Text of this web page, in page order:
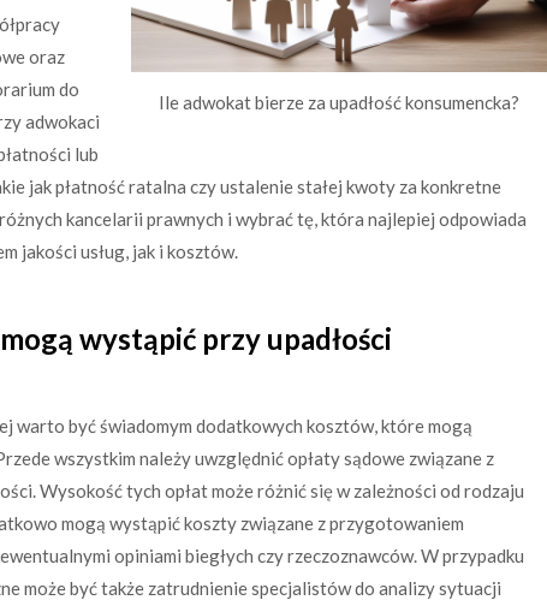
Ile adwokat bierze za upadłość konsumencka?
oraz
do
adwokaci
lub
jak płatność ratalna czy ustalenie stałej kwoty za konkretne
kancelarii prawnych i wybrać tę, która najlepiej odpowiada
jakości usług, jak i kosztów.
wystąpić przy upadłości
warto być świadomym dodatkowych kosztów, które mogą
wszystkim należy uwzględnić opłaty sądowe związane z
Wysokość tych opłat może różnić się w zależności od rodzaju
mogą wystąpić koszty związane z przygotowaniem
opiniami biegłych czy rzeczoznawców. W przypadku
może być także zatrudnienie specjalistów do analizy sytuacji